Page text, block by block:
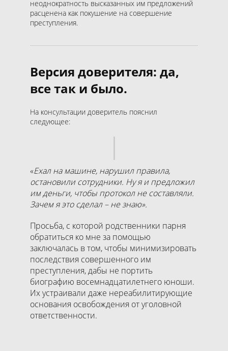
неоднократность высказанных им предложений
расценена как покушение на совершение
преступления.
Версия доверителя: да,
все так и было.
На консультации доверитель пояснил
следующее:
«Ехал на машине, нарушил правила,
остановили сотрудники. Ну я и предложил
им деньги, чтобы протокол не составляли.
Зачем я это сделал – не знаю».
Просьба, с которой родственники парня
обратиться ко мне за помощью
заключалась в том, чтобы минимизировать
последствия совершенного им
преступления, дабы не портить
биографию восемнадцатилетнего юноши.
Их устраивали даже нереабилитирующие
основания освобождения от уголовной
ответственности.